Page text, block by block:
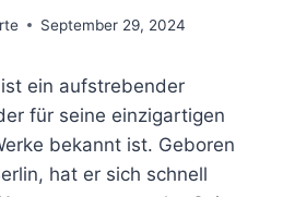
September 29, 2024
ein aufstrebender
für seine einzigartigen
bekannt ist. Geboren
hat er sich schnell